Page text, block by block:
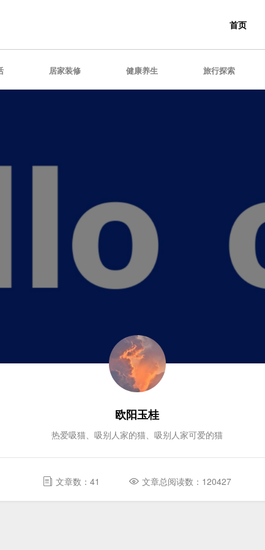
首页
居家装修 健康养生 旅行探索
欧阳玉桂
热爱吸猫、吸别人家的猫、吸别人家可爱的猫
文章数：41 文章总阅读数：120427